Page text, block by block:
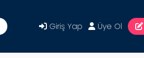
Giriş Yap Üye Ol